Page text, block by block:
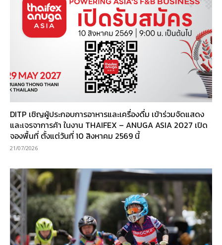
DITP เชิญผู้ประกอบการอาหารและเครื่องดื่ม เข้าร่วมจัดแสดง
และเจรจาการค้า ในงาน THAIFEX – ANUGA ASIA 2027 เปิด
จองพื้นที่ ตั้งแต่วันที่ 10 สิงหาคม 2569 นี้
21/07/2026